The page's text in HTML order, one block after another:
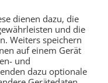
dienen dazu, die
und die
Weiters speichern
auf einem Gerät
und
dazu optionale